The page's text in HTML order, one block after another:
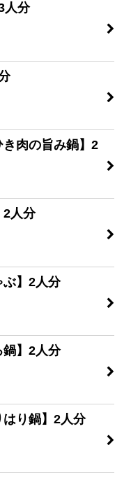
人分
き肉の旨み鍋】2
2人分
ぶ】2人分
鍋】2人分
はり鍋】2人分